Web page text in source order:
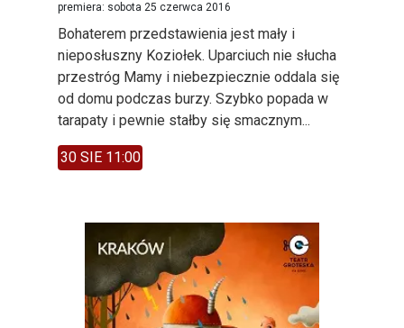
premiera: sobota 25 czerwca 2016
Bohaterem przedstawienia jest mały i
nieposłuszny Koziołek. Uparciuch nie słucha
przestróg Mamy i niebezpiecznie oddala się
od domu podczas burzy. Szybko popada w
tarapaty i pewnie stałby się smacznym...
30 SIE 11:00